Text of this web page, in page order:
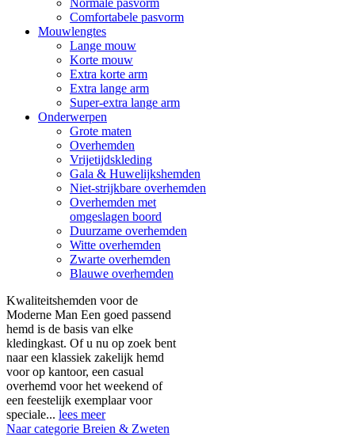
Normale pasvorm
Comfortabele pasvorm
Mouwlengtes
Lange mouw
Korte mouw
Extra korte arm
Extra lange arm
Super-extra lange arm
Onderwerpen
Grote maten
Overhemden
Vrijetijdskleding
Gala & Huwelijkshemden
Niet-strijkbare overhemden
Overhemden met
omgeslagen boord
Duurzame overhemden
Witte overhemden
Zwarte overhemden
Blauwe overhemden
Kwaliteitshemden voor de
Moderne Man Een goed passend
hemd is de basis van elke
kledingkast. Of u nu op zoek bent
naar een klassiek zakelijk hemd
voor op kantoor, een casual
overhemd voor het weekend of
een feestelijk exemplaar voor
speciale... lees meer
Naar categorie Breien & Zweten